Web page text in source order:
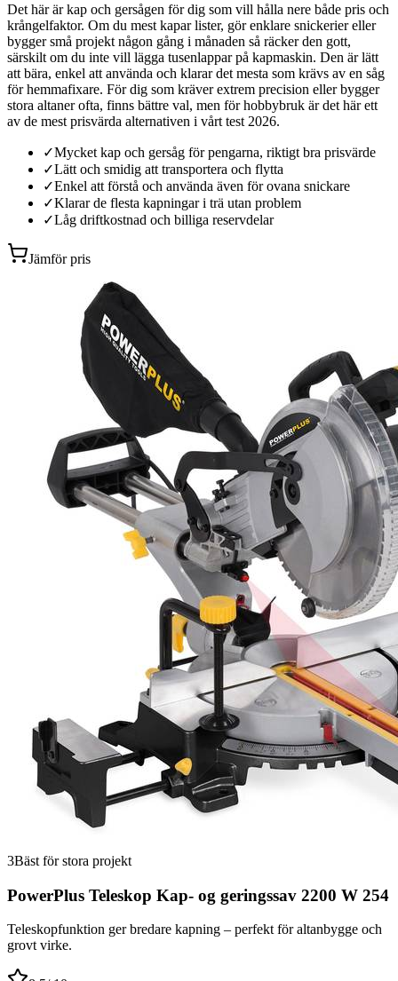
Det här är kap och gersågen för dig som vill hålla nere både pris och
krångelfaktor. Om du mest kapar lister, gör enklare snickerier eller
bygger små projekt någon gång i månaden så räcker den gott,
särskilt om du inte vill lägga tusenlappar på kapmaskin. Den är lätt
att bära, enkel att använda och klarar det mesta som krävs av en såg
för hemmafixare. För dig som kräver extrem precision eller bygger
stora altaner ofta, finns bättre val, men för hobbybruk är det här ett
av de mest prisvärda alternativen i vårt test 2026.
✓Mycket kap och gersåg för pengarna, riktigt bra prisvärde
✓Lätt och smidig att transportera och flytta
✓Enkel att förstå och använda även för ovana snickare
✓Klarar de flesta kapningar i trä utan problem
✓Låg driftkostnad och billiga reservdelar
Jämför pris
3Bäst för stora projekt
PowerPlus Teleskop Kap- og geringssav 2200 W 254
Teleskopfunktion ger bredare kapning – perfekt för altanbygge och
grovt virke.